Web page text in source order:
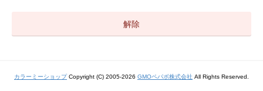
カラーミーショップCopyright (C) 2005-2026 GMOペパボ株式会社 All Rights Reserved.